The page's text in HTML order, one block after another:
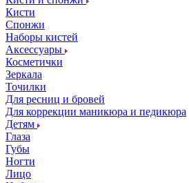
Кисти
Спонжи
Наборы кистей
Аксессуары
Косметички
Зеркала
Точилки
Для ресниц и бровей
Для коррекции маникюра и педикюра
Детям
Глаза
Губы
Ногти
Лицо